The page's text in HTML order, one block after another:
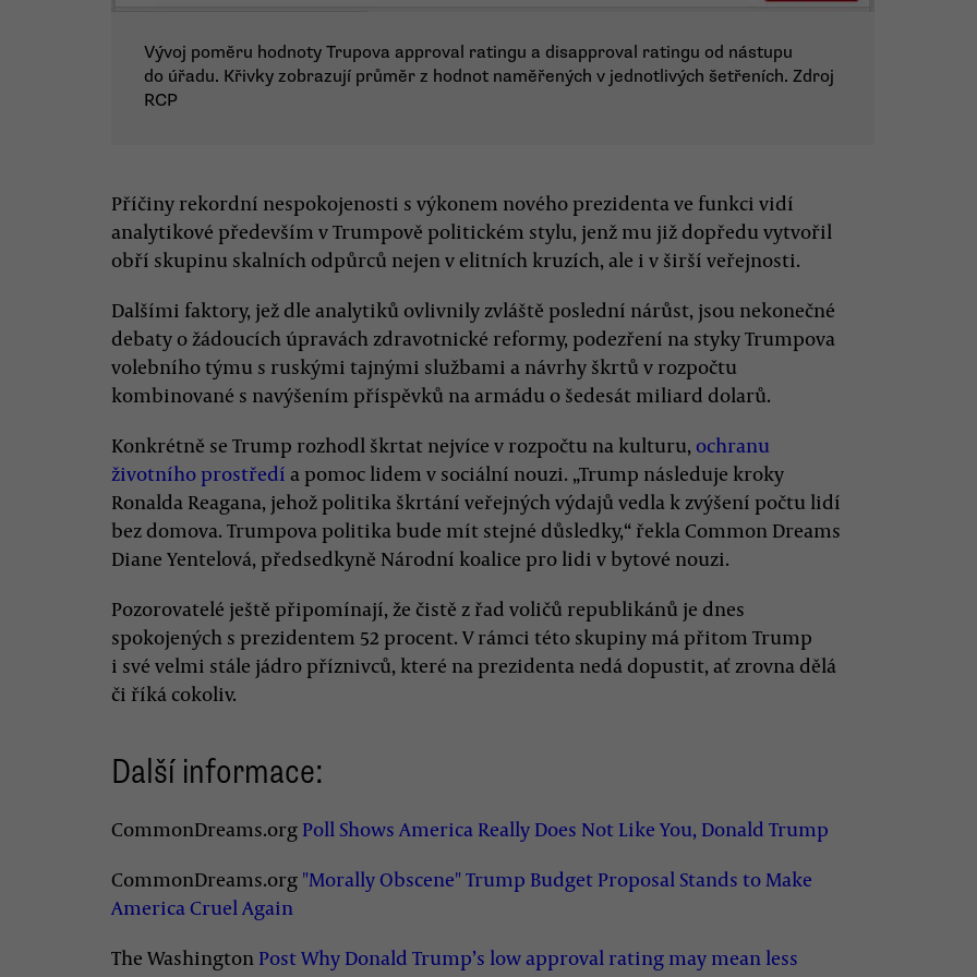
Vývoj poměru hodnoty Trupova approval ratingu a disapproval ratingu od nástupu
do úřadu. Křivky zobrazují průměr z hodnot naměřených v jednotlivých šetřeních. Zdroj
RCP
Příčiny rekordní nespokojenosti s výkonem nového prezidenta ve funkci vidí
analytikové především v Trumpově politickém stylu, jenž mu již dopředu vytvořil
obří skupinu skalních odpůrců nejen v elitních kruzích, ale i v širší veřejnosti.
Dalšími faktory, jež dle analytiků ovlivnily zvláště poslední nárůst, jsou nekonečné
debaty o žádoucích úpravách zdravotnické reformy, podezření na styky Trumpova
volebního týmu s ruskými tajnými službami a návrhy škrtů v rozpočtu
kombinované s navýšením příspěvků na armádu o šedesát miliard dolarů.
Konkrétně se Trump rozhodl škrtat nejvíce v rozpočtu na kulturu, ochranu
životního prostředí a pomoc lidem v sociální nouzi. „Trump následuje kroky
Ronalda Reagana, jehož politika škrtání veřejných výdajů vedla k zvýšení počtu lidí
bez domova. Trumpova politika bude mít stejné důsledky,“ řekla Common Dreams
Diane Yentelová, předsedkyně Národní koalice pro lidi v bytové nouzi.
Pozorovatelé ještě připomínají, že čistě z řad voličů republikánů je dnes
spokojených s prezidentem 52 procent. V rámci této skupiny má přitom Trump
i své velmi stále jádro příznivců, které na prezidenta nedá dopustit, ať zrovna dělá
či říká cokoliv.
Další informace:
CommonDreams.org Poll Shows America Really Does Not Like You, Donald Trump
CommonDreams.org "Morally Obscene" Trump Budget Proposal Stands to Make
America Cruel Again
The Washington Post Why Donald Trump’s low approval rating may mean less